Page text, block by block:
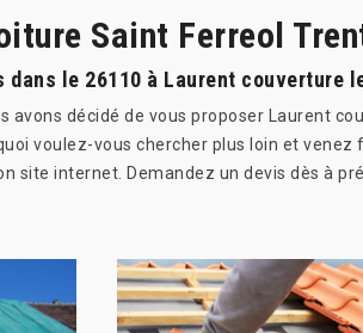
Saint Ferreol
le 26110 à Laurent couverture
décidé de vous proposer Laurent
voulez-vous chercher plus loin et venez
internet. Demandez un devis dès à